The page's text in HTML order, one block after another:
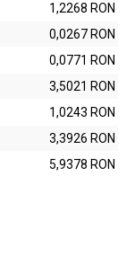
1,2268 RON
0,0267 RON
0,0771 RON
3,5021 RON
1,0243 RON
3,3926 RON
5,9378 RON